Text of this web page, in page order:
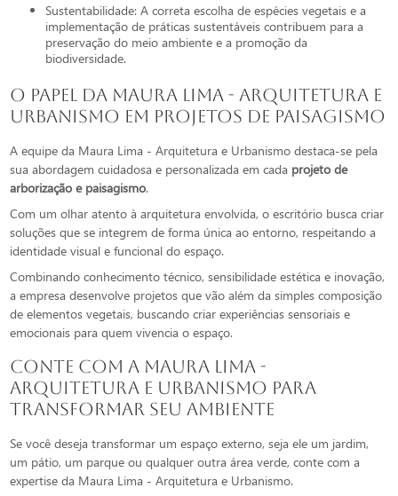
Sustentabilidade: A correta escolha de espécies vegetais e a
implementação de práticas sustentáveis contribuem para a
preservação do meio ambiente e a promoção da
biodiversidade.
O Papel da Maura Lima - Arquitetura e
Urbanismo em Projetos de Paisagismo
A equipe da Maura Lima - Arquitetura e Urbanismo destaca-se pela
sua abordagem cuidadosa e personalizada em cada projeto de
arborização e paisagismo.
Com um olhar atento à arquitetura envolvida, o escritório busca criar
soluções que se integrem de forma única ao entorno, respeitando a
identidade visual e funcional do espaço.
Combinando conhecimento técnico, sensibilidade estética e inovação,
a empresa desenvolve projetos que vão além da simples composição
de elementos vegetais, buscando criar experiências sensoriais e
emocionais para quem vivencia o espaço.
Conte com a Maura Lima -
Arquitetura e Urbanismo para
Transformar seu Ambiente
Se você deseja transformar um espaço externo, seja ele um jardim,
um pátio, um parque ou qualquer outra área verde, conte com a
expertise da Maura Lima - Arquitetura e Urbanismo.